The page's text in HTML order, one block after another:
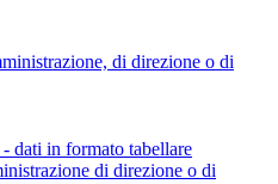
di direzione o di
dati in formato tabellare
di direzione o di